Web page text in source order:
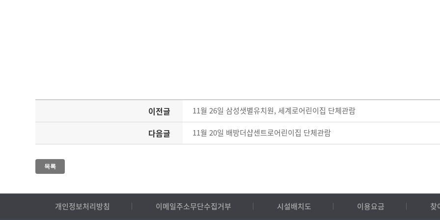
이전글 11월 26일 삼성샛별유치원, 세계로어린이집 단체관람
다음글 11월 20일 배방더샵센트로어린이집 단체관람
목록
개인정보처리방침 이메일주소무단수집거부 시설배치도 이용요금 찾